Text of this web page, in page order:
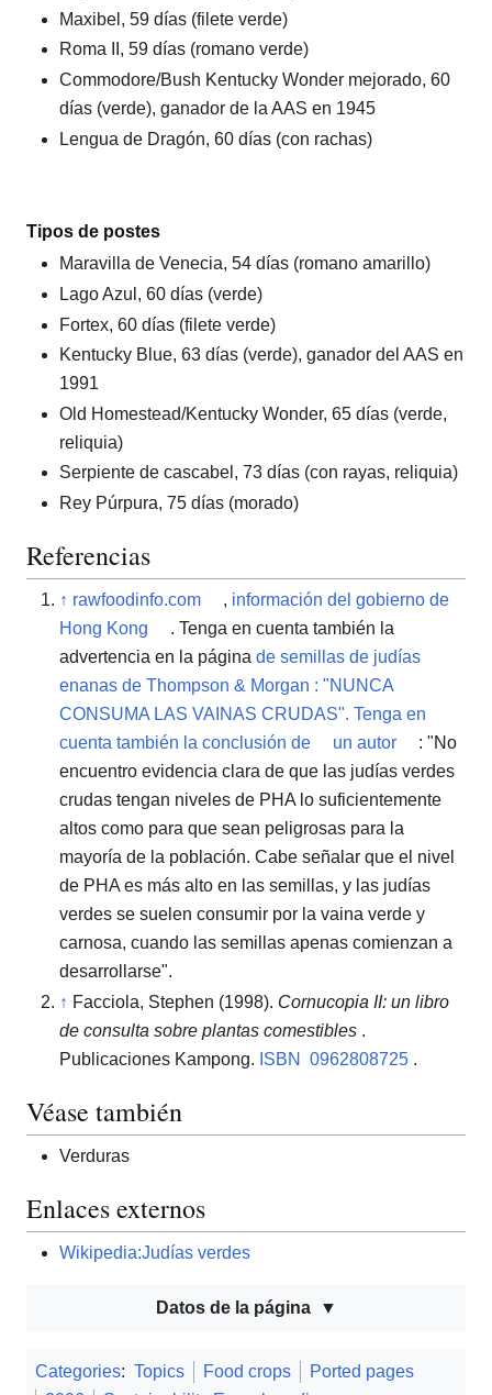
Maxibel, 59 días (filete verde)
Roma II, 59 días (romano verde)
Commodore/Bush Kentucky Wonder mejorado, 60
días (verde), ganador de la AAS en 1945
Lengua de Dragón, 60 días (con rachas)
Tipos de postes
Maravilla de Venecia, 54 días (romano amarillo)
Lago Azul, 60 días (verde)
Fortex, 60 días (filete verde)
Kentucky Blue, 63 días (verde), ganador del AAS en
1991
Old Homestead/Kentucky Wonder, 65 días (verde,
reliquia)
Serpiente de cascabel, 73 días (con rayas, reliquia)
Rey Púrpura, 75 días (morado)
Referencias
↑ rawfoodinfo.com , información del gobierno de
Hong Kong
. Tenga en cuenta también la
advertencia en la página de semillas de judías
enanas de Thompson & Morgan : "NUNCA
CONSUMA LAS VAINAS CRUDAS". Tenga en
cuenta también la conclusión de
un autor
: "No
encuentro evidencia clara de que las judías verdes
crudas tengan niveles de PHA lo suficientemente
altos como para que sean peligrosas para la
mayoría de la población. Cabe señalar que el nivel
de PHA es más alto en las semillas, y las judías
verdes se suelen consumir por la vaina verde y
carnosa, cuando las semillas apenas comienzan a
desarrollarse".
↑ Facciola, Stephen (1998). Cornucopia II: un libro
de consulta sobre plantas comestibles .
Publicaciones Kampong. ISBN 0962808725 .
Véase también
Verduras
Enlaces externos
Wikipedia:Judías verdes
Datos de la página
Categories: Topics Food crops
Ported pages